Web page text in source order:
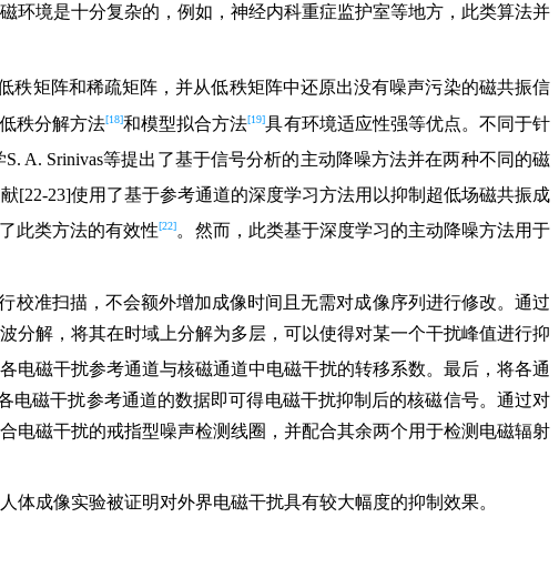
环境是十分复杂的，例如，神经内科重症监护室等地方，此类算法并
秩矩阵和稀疏矩阵，并从低秩矩阵中还原出没有噪声污染的磁共振信
秩分解方法[18]和模型拟合方法[19]具有环境适应性强等优点。不同于针
A. Srinivas等提出了基于信号分析的主动降噪方法并在两种不同的磁
[22-23]使用了基于参考通道的深度学习方法用以抑制超低场磁共振成
此类方法的有效性[22]。然而，此类基于深度学习的主动降噪方法用于
准扫描，不会额外增加成像时间且无需对成像序列进行修改。通过
分解，将其在时域上分解为多层，可以使得对某一个干扰峰值进行抑
电磁干扰参考通道与核磁通道中电磁干扰的转移系数。最后，将各通
磁干扰参考通道的数据即可得电磁干扰抑制后的核磁信号。通过对
电磁干扰的戒指型噪声检测线圈，并配合其余两个用于检测电磁辐射
成像实验被证明对外界电磁干扰具有较大幅度的抑制效果。